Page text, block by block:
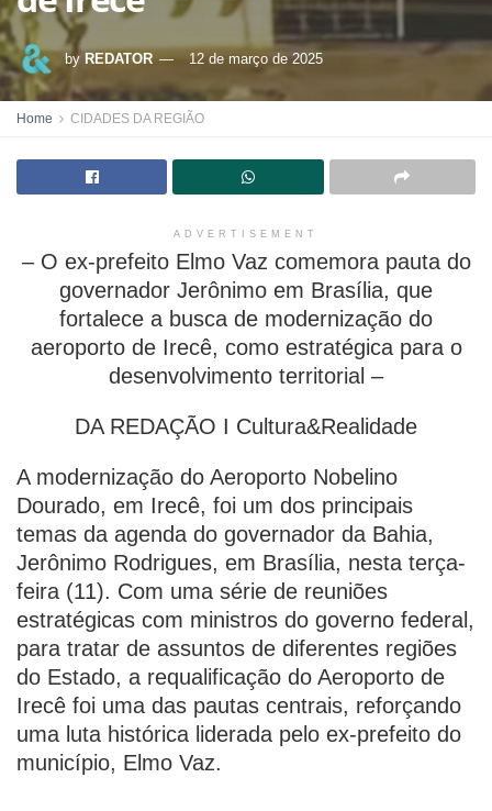
by REDATOR 12 de março de 2025
Home CIDADES DA REGIÃO
ADVERTISEMENT
– O ex-prefeito Elmo Vaz comemora pauta do
governador Jerônimo em Brasília, que
fortalece a busca de modernização do
aeroporto de Irecê, como estratégica para o
desenvolvimento territorial –
DA REDAÇÃO I Cultura&Realidade
A modernização do Aeroporto Nobelino
Dourado, em Irecê, foi um dos principais
temas da agenda do governador da Bahia,
Jerônimo Rodrigues, em Brasília, nesta terça-
feira (11). Com uma série de reuniões
estratégicas com ministros do governo federal,
para tratar de assuntos de diferentes regiões
do Estado, a requalificação do Aeroporto de
Irecê foi uma das pautas centrais, reforçando
uma luta histórica liderada pelo ex-prefeito do
município, Elmo Vaz.